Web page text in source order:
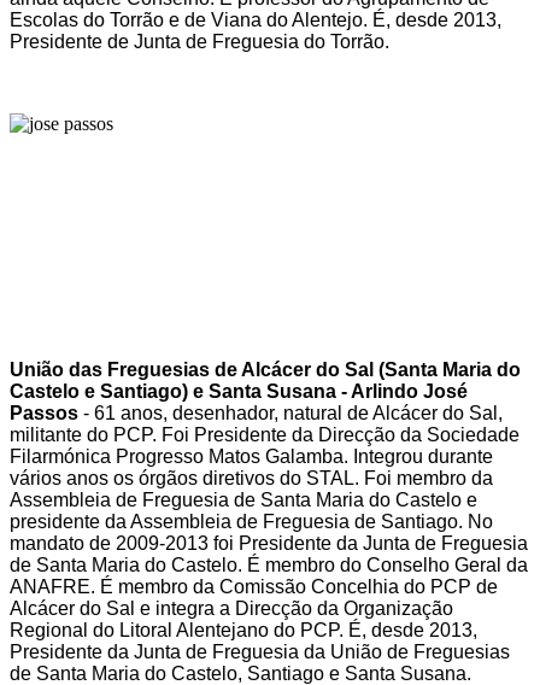
Escolas do Torrão e de Viana do Alentejo. É, desde 2013,
Presidente de Junta de Freguesia do Torrão.
União das Freguesias de Alcácer do Sal (Santa Maria do
Castelo e Santiago) e Santa Susana - Arlindo José
Passos - 61 anos, desenhador, natural de Alcácer do Sal,
militante do PCP. Foi Presidente da Direcção da Sociedade
Filarmónica Progresso Matos Galamba. Integrou durante
vários anos os órgãos diretivos do STAL. Foi membro da
Assembleia de Freguesia de Santa Maria do Castelo e
presidente da Assembleia de Freguesia de Santiago. No
mandato de 2009-2013 foi Presidente da Junta de Freguesia
de Santa Maria do Castelo. É membro do Conselho Geral da
ANAFRE. É membro da Comissão Concelhia do PCP de
Alcácer do Sal e integra a Direcção da Organização
Regional do Litoral Alentejano do PCP. É, desde 2013,
Presidente da Junta de Freguesia da União de Freguesias
de Santa Maria do Castelo, Santiago e Santa Susana.